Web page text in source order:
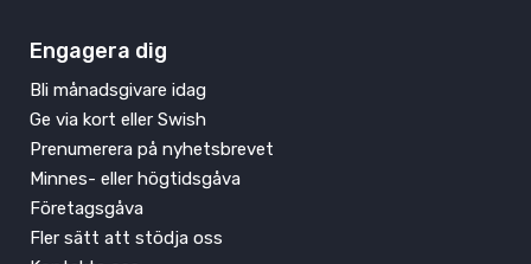
Engagera dig
Bli månadsgivare idag
Ge via kort eller Swish
Prenumerera på nyhetsbrevet
Minnes- eller högtidsgåva
Företagsgåva
Fler sätt att stödja oss